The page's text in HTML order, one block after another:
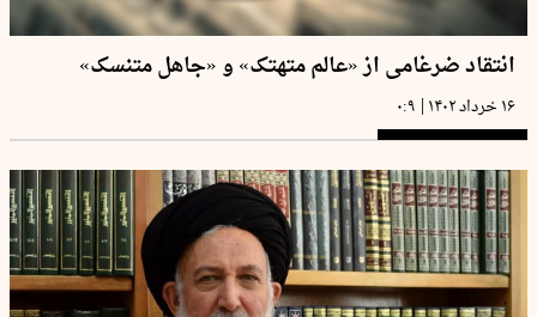
انتقاد ضرغامی از «عالم متهتک» و «جاهل متنسک»
۱۶ خرداد ۱۴۰۲ | ۰:۹